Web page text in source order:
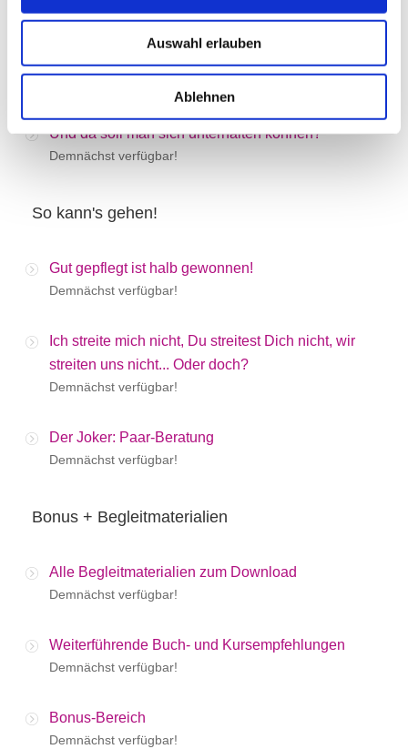
Auswahl erlauben
Ablehnen
Demnächst verfügbar!
So viel Stress überall...
Und da soll man sich unterhalten können?
Demnächst verfügbar!
So kann's gehen!
Gut gepflegt ist halb gewonnen!
Demnächst verfügbar!
Ich streite mich nicht, Du streitest Dich nicht, wir
streiten uns nicht... Oder doch?
Demnächst verfügbar!
Der Joker: Paar-Beratung
Demnächst verfügbar!
Bonus + Begleitmaterialien
Alle Begleitmaterialien zum Download
Demnächst verfügbar!
Weiterführende Buch- und Kursempfehlungen
Demnächst verfügbar!
Bonus-Bereich
Demnächst verfügbar!